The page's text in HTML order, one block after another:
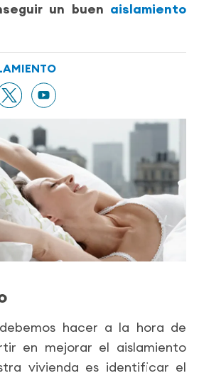
un buen aislamiento
hacer a la hora de
en mejorar el aislamiento
vivienda es identificar el